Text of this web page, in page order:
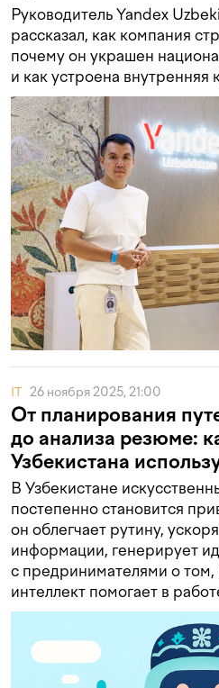
Руководитель Yandex
рассказал, как компания
почему он украшен
и как устроена внутренняя
IT 26 ноября 2025, 21:00
От планирования
до анализа резюме:
Узбекистана
В Узбекистане
постепенно становится
он облегчает рутину,
информации, генерирует
с предринимателями о том,
интеллект помогает в